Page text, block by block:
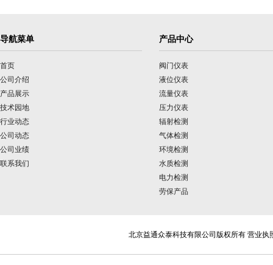
导航菜单
首页
公司介绍
产品展示
技术园地
行业动态
公司动态
公司业绩
联系我们
产品中心
阀门仪表
液位仪表
流量仪表
压力仪表
辐射检测
气体检测
环境检测
水质检测
电力检测
劳保产品
北京益通众泰科技有限公司版权所有 营业执